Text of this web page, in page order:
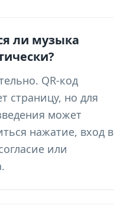
ли музыка
QR-код
страницу, но для
может
нажатие, вход в
или